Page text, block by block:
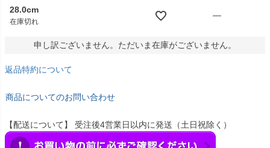
28.0cm
在庫切れ
—
申し訳ございません。ただいま在庫がございません。
返品特約について
商品についてのお問い合わせ
【配送について】 受注後4営業日以内に発送（土日祝除く）